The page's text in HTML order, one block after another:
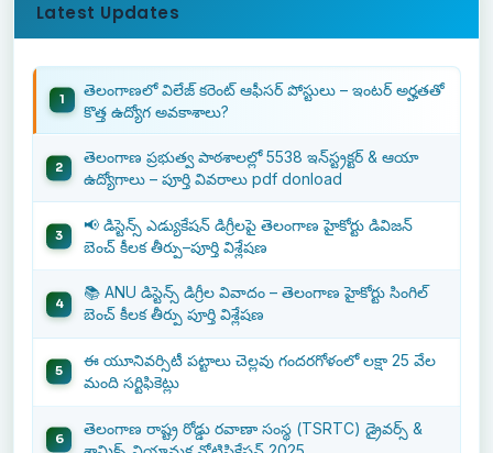
Latest Updates
తెలంగాణలో విలేజ్ కరెంట్ ఆఫీసర్ పోస్టులు – ఇంటర్ అర్హతతో
కొత్త ఉద్యోగ అవకాశాలు?
తెలంగాణ ప్రభుత్వ పాఠశాలల్లో 5538 ఇన్‌స్ట్రక్టర్ & ఆయా
ఉద్యోగాలు – పూర్తి వివరాలు pdf donload
📢 డిస్టెన్స్ ఎడ్యుకేషన్ డిగ్రీలపై తెలంగాణ హైకోర్టు డివిజన్
బెంచ్ కీలక తీర్పు–పూర్తి విశ్లేషణ
📚 ANU డిస్టెన్స్ డిగ్రీల వివాదం – తెలంగాణ హైకోర్టు సింగిల్
బెంచ్ కీలక తీర్పు పూర్తి విశ్లేషణ
ఈ యూనివర్సిటీ పట్టాలు చెల్లవు గందరగోళంలో లక్షా 25 వేల
మంది సర్టిఫికెట్లు
తెలంగాణ రాష్ట్ర రోడ్డు రవాణా సంస్థ (TSRTC) డ్రైవర్స్ &